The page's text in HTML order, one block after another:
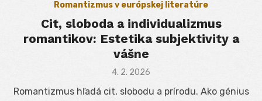
Romantizmus v európskej literatúre
Cit, sloboda a individualizmus
romantikov: Estetika subjektivity a
vášne
Posted
4. 2. 2026
Romantizmus hľadá cit, slobodu a prírodu. Ako génius